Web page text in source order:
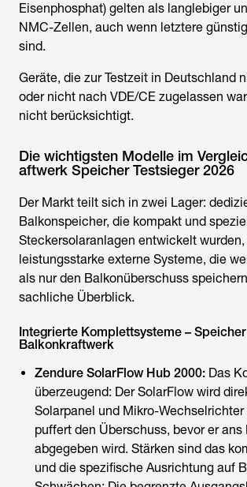
Eisenphosphat) gelten als langlebiger
NMC-Zellen, auch wenn letztere
sind.
Geräte, die zur Testzeit in Deutschland
oder nicht nach VDE/CE zugelassen
nicht berücksichtigt.
Die wichtigsten Modelle im
aftwerk Speicher Testsieger 2026
Der Markt teilt sich in zwei Lager:
Balkonspeicher, die kompakt und
Steckersolaranlagen entwickelt wurden,
leistungsstarke externe Systeme, die
als nur den Balkonüberschuss
sachliche Überblick.
Integrierte Komplettsysteme –
Balkonkraftwerk
Zendure SolarFlow Hub 2000: Das
überzeugend: Der SolarFlow wird
Solarpanel und Mikro-
puffert den Überschuss, bevor er ans
abgegeben wird. Stärken sind das
und die spezifische Ausrichtung auf